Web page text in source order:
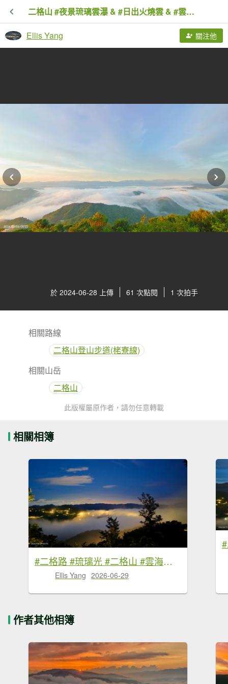
二格山 #夜景琉璃雲瀑 & #日出火燒雲 & #雲海流瀑 6/28&29
Ellis Yang 關注他
於 2024-06-28 上傳 61 次點閱 1 次拍手
相關路線
二格山登山步道(栳寮線)
相關山岳
二格山
此版權屬原作者，請勿任意轉載
相關相簿
#二格路 #琉璃光 #二格山 #雲海流瀑 #日出 #火燒雲 6/29
Ellis Yang 2026-06-29
作者其他相簿